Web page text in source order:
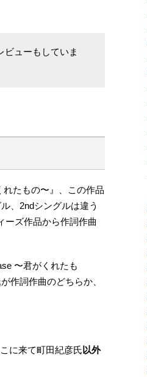
ューもしていま
れたもの〜』、この作品
、2ndシングルは違う
ーズ作品から作詞作曲
〜君がくれたも
作詞作曲のどちらか、
に来て町田紀彦氏 以外